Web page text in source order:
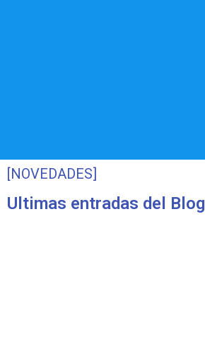
[NOVEDADES]
Ultimas entradas del Blog